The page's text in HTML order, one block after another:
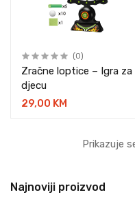
Najnoviji proizvod
(0)
Zračne loptice – Igra za
djecu
29,00 KM
Prikazuje